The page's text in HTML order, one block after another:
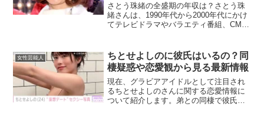
さとう珠緒の全盛期の年収は？さとう珠
緒さんは、1990年代から2000年代にかけ
てテレビドラマやバラエティ番組、CM出
クターは、幅広い層の視聴者を魅了し、
多くの企業からも...
女性芸能人
ちとせよしのに彼氏はいるの？同
棲疑惑や恋愛観から見る最新情報
現在、グラビアアイドルとして注目され
るちとせよしのさんに関する恋愛情報に
ついて紹介します。弟との同棲で彼氏と